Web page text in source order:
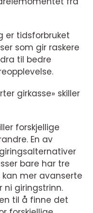
er tidsforbruket
som gir raskere
til bedre
girkasse» skiller
forskjellige
En av
bare har tre
mer avanserte
ni giringstrinn.
til å finne det